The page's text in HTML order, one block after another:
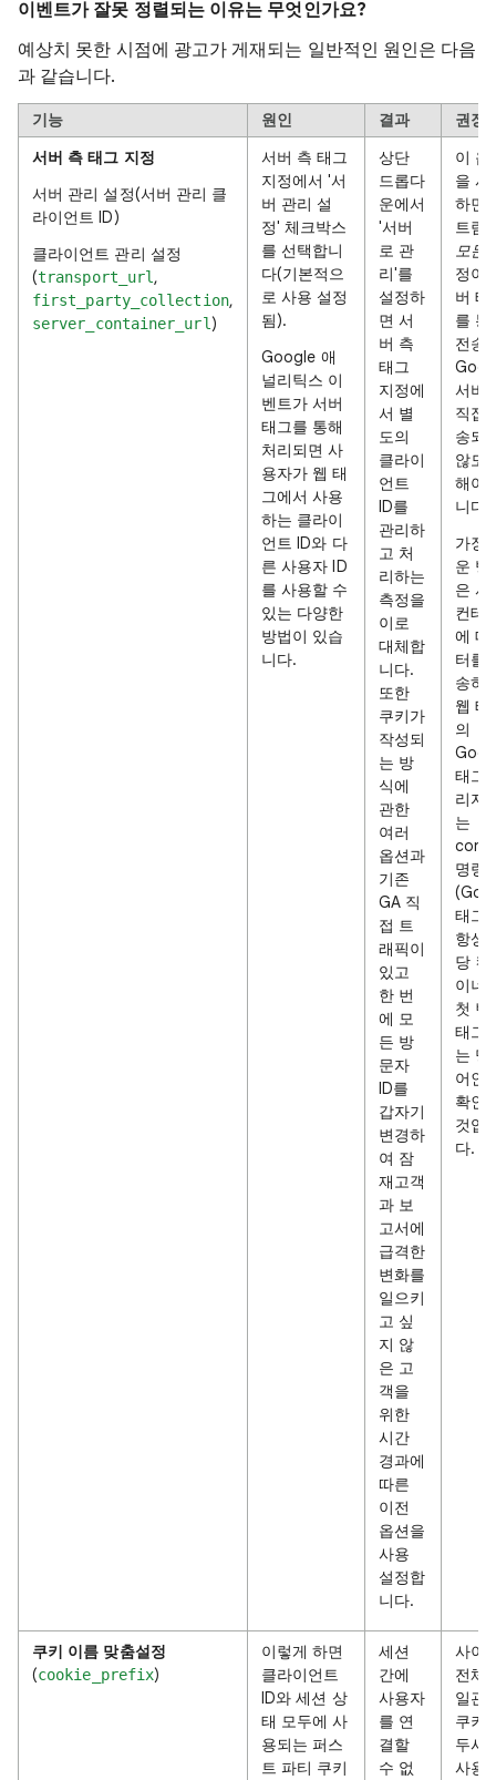
이벤트가 잘못 정렬되는 이유는 무엇인가요?
예상치 못한 시점에 광고가 게재되는 일반적인 원인은 다음
과 같습니다.
기능 원인 결과
권장
서버 측 태그 지정
서버 관리 설정(서버 관리 클
라이언트 ID)
클라이언트 관리 설정
(transport_url ,
first_party_collection,
server_container_url )
서버 측 태그
지정에서 '서
버 관리 설
정' 체크박스
를 선택합니
다(기본적으
로 사용 설정
됨).
Google 애
널리틱스 이
벤트가 서버
태그를 통해
처리되면 사
용자가 웹 태
그에서 사용
하는 클라이
언트 ID와 다
른 사용자 ID
를 사용할 수
있는 다양한
방법이 있습
니다.
상단
드롭다
운에서
'서버
로 관
리'를
설정하
면 서
버 측
태그
지정에
서 별
도의
클라이
언트
ID를
관리하
고 처
리하는
측정을
이로
대체합
니다.
또한
쿠키가
작성되
는 방
식에
관한
여러
옵션과
기존
GA 직
접 트
래픽이
있고
한 번
에 모
든 방
문자
ID를
갑자기
변경하
여 잠
재고객
과 보
고서에
급격한
변화를
일으키
고 싶
지 않
은 고
객을
위한
시간
경과에
따른
이전
옵션을
사용
설정합
니다.
이 옵
을 사
하면
트림
모든
정이
버 태
를 통
전송
서버
직접
송되
않도
해야
니다.
가장
운 방
은 서
컨테
에 데
터를
송하
웹 태
의
태그
리자
는
명령
태그)
항상
당 컨
이너
첫 번
태그
는 명
어인
확인
것입
다.
쿠키 이름 맞춤설정
(cookie_prefix)
이렇게 하면
클라이언트
ID와 세션 상
태 모두에 사
용되는 퍼스
트 파티 쿠키
세션
간에
사용자
를 연
결할
수 없
사이
전체
일관
쿠키
두사
사용